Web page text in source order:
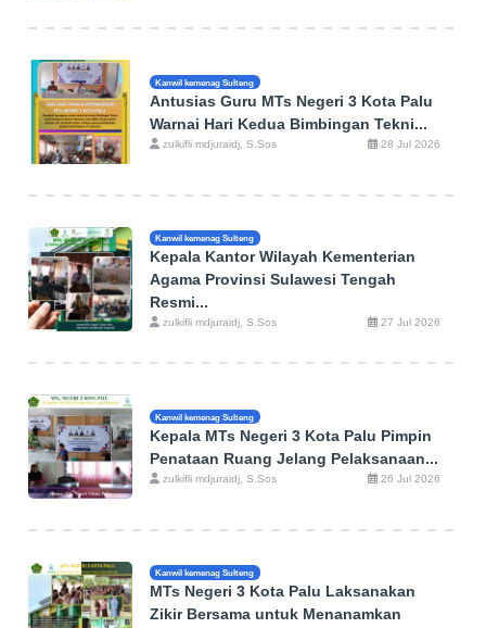
Kanwil kemenag Sulteng
Antusias Guru MTs Negeri 3 Kota Palu
Warnai Hari Kedua Bimbingan Tekni...
zulkifli mdjuraidj, S.Sos 28 Jul 2026
Kanwil kemenag Sulteng
Kepala Kantor Wilayah Kementerian
Agama Provinsi Sulawesi Tengah
Resmi...
zulkifli mdjuraidj, S.Sos 27 Jul 2026
Kanwil kemenag Sulteng
Kepala MTs Negeri 3 Kota Palu Pimpin
Penataan Ruang Jelang Pelaksanaan...
zulkifli mdjuraidj, S.Sos 26 Jul 2026
Kanwil kemenag Sulteng
MTs Negeri 3 Kota Palu Laksanakan
Zikir Bersama untuk Menanamkan